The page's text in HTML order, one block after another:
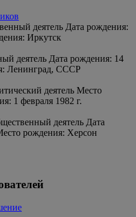
деятель Дата рождения:
Иркутск
деятель Дата рождения: 14
Ленинград, СССР
деятель Место
1 февраля 1982 г.
деятель Дата
рождения: Херсон